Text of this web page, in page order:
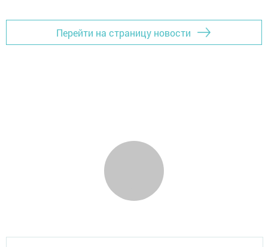
Перейти на страницу новости